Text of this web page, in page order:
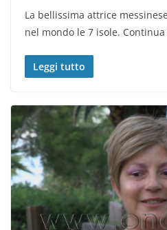
La bellissima attrice
nel mondo le 7 isole.
Leggi tutto